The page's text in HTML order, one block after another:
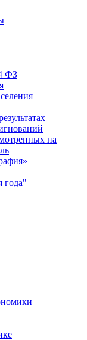
ФЗ
на
года"